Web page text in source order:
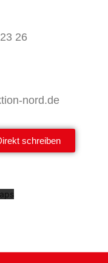
26
nord.de
schreiben